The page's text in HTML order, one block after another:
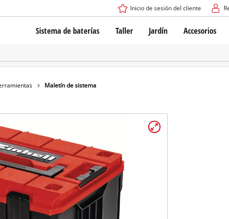
Inicio de sesión del cliente
Sistema de baterías
El sistema de baterías Power X-Change
Sobre Einhell PROFESSIONAL
Todos los dispositivos PROFESSIONAL
Herramientas eléctricas PROFESSIONAL
Herramientas de jardín PROFESSIONAL
Taller
Atornilladores inalámbricos
Taladros de columna
Routers para madera
Cepillos eléctricos
Máquinas de Lijado
Afiladores de cadenas para
Lijadoras de banda
Mezcladores
Jardín
Cortadoras de césped a
Cortadoras de césped
Accesorios
Maletín de sistema